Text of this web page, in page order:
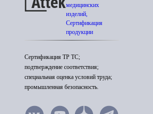
медицинских
изделий,
Сертификация
продукции
Сертификация ТР ТС;
подтверждение соответствия;
специальная оценка условий труда;
промышленная безопасность.